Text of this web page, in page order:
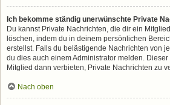
Ich bekomme ständig unerwünschte Private
Du kannst Private Nachrichten, die dir ein
löschen, indem du in deinem persönlichen
erstellst. Falls du belästigende Nachrichten von
du dies auch einem Administrator melden.
Mitglied dann verbieten, Private Nachrichten zu
Nach oben